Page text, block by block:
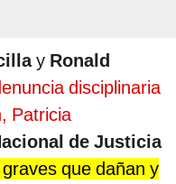
y Ronald
disciplinaria
Patricia
de Justicia
que dañan y